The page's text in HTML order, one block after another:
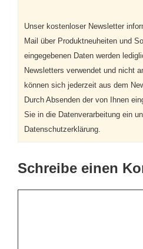
Unser kostenloser Newsletter
Mail über Produktneuheiten und
eingegebenen Daten werden
Newsletters verwendet und nicht
können sich jederzeit aus dem
Durch Absenden der von Ihnen
Sie in die Datenverarbeitung ein
Datenschutzerklärung.
Schreibe einen